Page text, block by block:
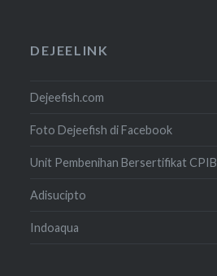
DEJEELINK
Dejeefish.com
Foto Dejeefish di Facebook
Unit Pembenihan Bersertifikat CPIB
Adisucipto
Indoaqua